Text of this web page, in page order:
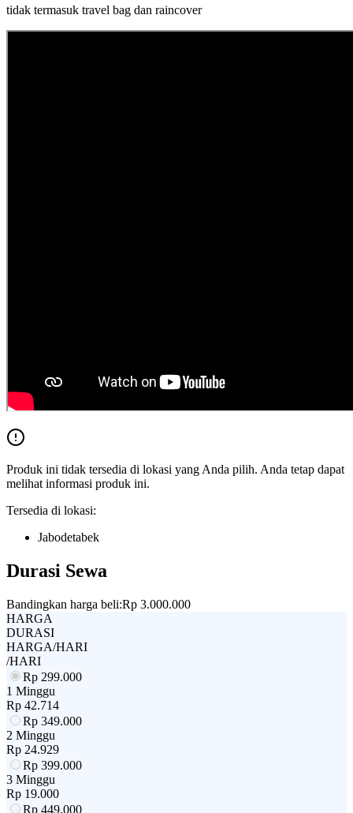
tidak termasuk travel bag dan raincover
Produk ini tidak tersedia di lokasi yang Anda pilih. Anda tetap dapat
melihat informasi produk ini.
Tersedia di lokasi:
Jabodetabek
Durasi Sewa
Bandingkan harga beli:Rp 3.000.000
HARGA
DURASI
HARGA/HARI
/HARI
Rp 299.000
1 Minggu
Rp 42.714
Rp 349.000
2 Minggu
Rp 24.929
Rp 399.000
3 Minggu
Rp 19.000
Rp 449.000